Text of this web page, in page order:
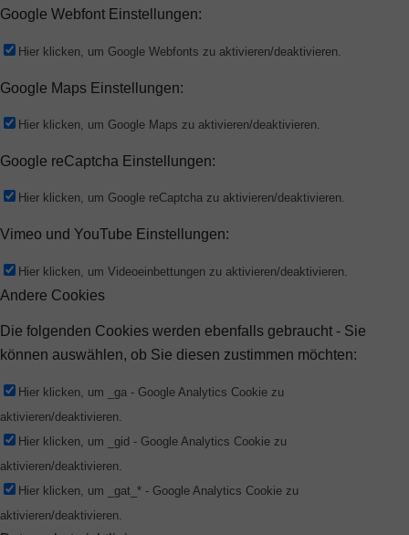
Google Webfont Einstellungen:
Hier klicken, um Google Webfonts zu aktivieren/deaktivieren.
Google Maps Einstellungen:
Hier klicken, um Google Maps zu aktivieren/deaktivieren.
Google reCaptcha Einstellungen:
Hier klicken, um Google reCaptcha zu aktivieren/deaktivieren.
Vimeo und YouTube Einstellungen:
Hier klicken, um Videoeinbettungen zu aktivieren/deaktivieren.
Andere Cookies
Die folgenden Cookies werden ebenfalls gebraucht - Sie
können auswählen, ob Sie diesen zustimmen möchten:
Hier klicken, um _ga - Google Analytics Cookie zu
aktivieren/deaktivieren.
Hier klicken, um _gid - Google Analytics Cookie zu
aktivieren/deaktivieren.
Hier klicken, um _gat_* - Google Analytics Cookie zu
aktivieren/deaktivieren.